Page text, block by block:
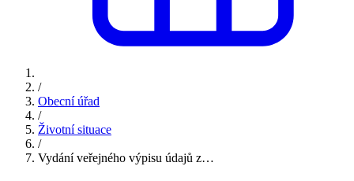
/
Obecní úřad
/
Životní situace
/
Vydání veřejného výpisu údajů z…